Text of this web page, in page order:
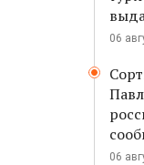
06
06